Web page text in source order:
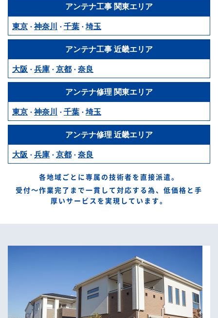
アンテナ工事 関東エリア
東京 ・神奈川 ・ 千葉 ・ 埼玉
アンテナ工事 近畿エリア
大阪 ・ 兵庫 ・ 京都 ・ 奈良
アンテナ修理 関東エリア
東京 ・神奈川 ・ 千葉 ・ 埼玉
アンテナ修理 近畿エリア
大阪 ・ 兵庫 ・ 京都 ・ 奈良
各地域ごとに専属の技術者を直接派遣。
受付～作業完了まで一貫して対応する為、低価格と手
厚いサービスを実現しています。